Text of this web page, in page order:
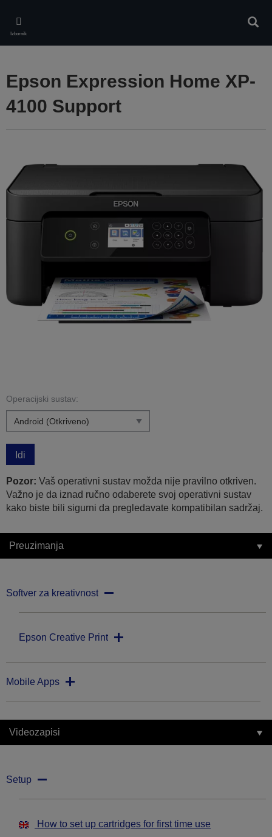
main
content
Izbornik
Epson Expression Home XP-
4100 Support
Operacijski sustav:
Idi
Pozor: Vaš operativni sustav možda nije pravilno otkriven.
Važno je da iznad ručno odaberete svoj operativni sustav
kako biste bili sigurni da pregledavate kompatibilan sadržaj.
Preuzimanja
Softver za kreativnost
Epson Creative Print
Mobile Apps
Videozapisi
Setup
How to set up cartridges for first time use